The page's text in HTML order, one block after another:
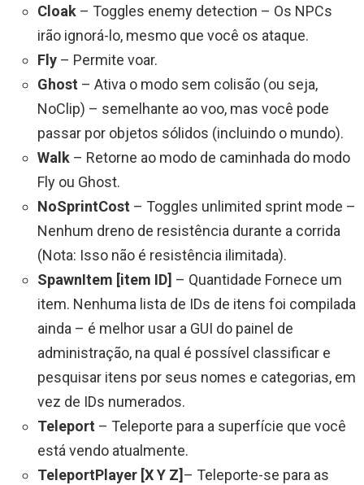
Cloak – Toggles enemy detection – Os NPCs
irão ignorá-lo, mesmo que você os ataque.
Fly – Permite voar.
Ghost – Ativa o modo sem colisão (ou seja,
NoClip) – semelhante ao voo, mas você pode
passar por objetos sólidos (incluindo o mundo).
Walk – Retorne ao modo de caminhada do modo
Fly ou Ghost.
NoSprintCost – Toggles unlimited sprint mode –
Nenhum dreno de resistência durante a corrida
(Nota: Isso não é resistência ilimitada).
SpawnItem [item ID] – Quantidade Fornece um
item. Nenhuma lista de IDs de itens foi compilada
ainda – é melhor usar a GUI do painel de
administração, na qual é possível classificar e
pesquisar itens por seus nomes e categorias, em
vez de IDs numerados.
Teleport – Teleporte para a superfície que você
está vendo atualmente.
TeleportPlayer [X Y Z] – Teleporte-se para as